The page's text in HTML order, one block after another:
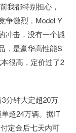
我都特别担心，
争激烈，Model Y
冲击，没有一个撼
，是豪华高性能S
很高，定价过了2
分钟大定超20万
超24万辆。据IT
定金后七天内可